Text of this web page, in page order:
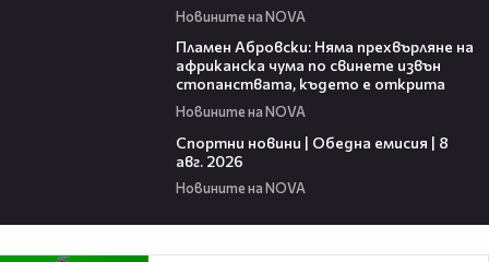
Новините на NOVA
Пламен Абровски: Няма прехвърляне на
африканска чума по свинете извън
стопанствата, където е открита
Новините на NOVA
Спортни новини | Обедна емисия | 8
aвг. 2026
Новините на NOVA